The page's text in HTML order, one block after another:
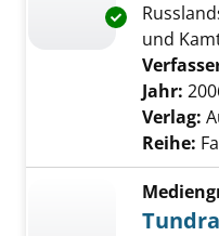
Exemplar-
und
Jahr:
Verlag:
Reihe:
Tundra